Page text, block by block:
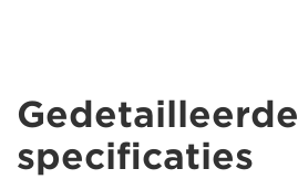
Gedetailleerde
specificaties